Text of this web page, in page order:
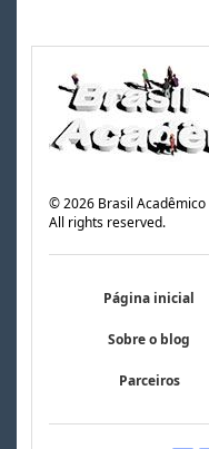
©2026 Brasil Acadêmico
All rights reserved.
Página inicial
Sobre o blog
Parceiros